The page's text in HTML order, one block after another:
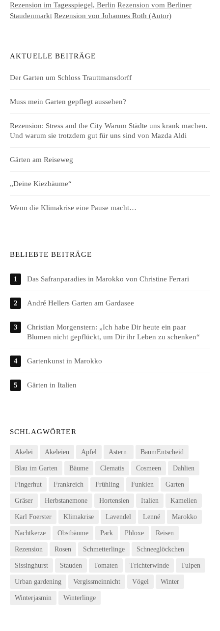
Rezension im Tagesspiegel, Berlin Rezension vom Berliner
Staudenmarkt Rezension von Johannes Roth (Autor)
AKTUELLE BEITRÄGE
Der Garten um Schloss Trauttmansdorff
Muss mein Garten gepflegt aussehen?
Rezension: Stress and the City Warum Städte uns krank machen.
Und warum sie trotzdem gut für uns sind von Mazda Aldi
Gärten am Reiseweg
„Deine Kiezbäume“
Wenn die Klimakrise eine Pause macht…
BELIEBTE BEITRÄGE
Das Safranparadies in Marokko von Christine Ferrari
André Hellers Garten am Gardasee
Christian Morgenstern: „Ich habe Dir heute ein paar
Blumen nicht gepflückt, um Dir ihr Leben zu schenken“
Gartenkunst in Marokko
Gärten in Italien
SCHLAGWÖRTER
Akelei Akeleien Apfel Astern. BaumEntscheid
Blau im Garten Bäume Clematis Cosmeen Dahlien
Fingerhut Frankreich Frühling Funkien Garten
Gräser Herbstanemone Hortensien Italien Kamelien
Karl Foerster Klimakrise Lavendel Lenné Marokko
Nachtkerze Obstbäume Park Phloxe Reisen
Rezension Rosen Schmetterlinge Schneeglöckchen
Sissinghurst Stauden Tomaten Trichterwinde Tulpen
Urban gardening Vergissmeinnicht Vögel Winter
Winterjasmin Winterlinge